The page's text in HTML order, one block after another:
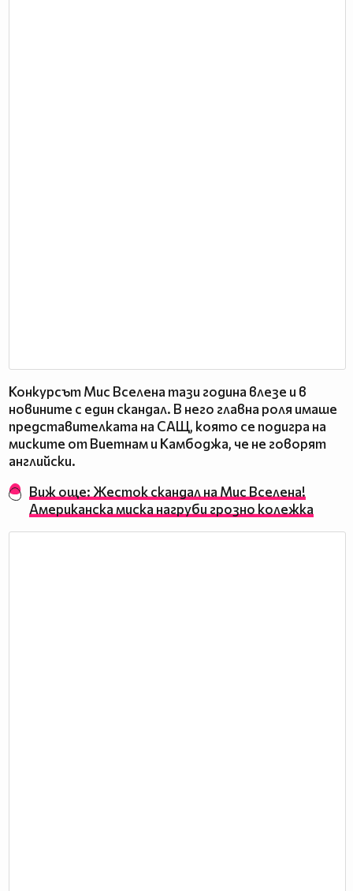
Конкурсът Мис Вселена тази година влезе и в
новините с един скандал. В него главна роля имаше
представителката на САЩ, която се подигра на
миските от Виетнам и Камбоджа, че не говорят
английски.
Виж още: Жесток скандал на Мис Вселена!
Американска миска нагруби грозно колежка